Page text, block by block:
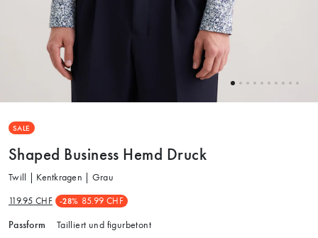
SALE
Shaped Business Hemd Druck
Twill | Kentkragen | Grau
119.95 CHF -28% 85.99 CHF
Passform Tailliert und figurbetont